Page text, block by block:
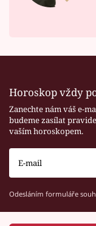
Horoskop vždy
Zanechte nám váš e-
budeme zasílat
vaším horoskopem.
Odesláním formuláře